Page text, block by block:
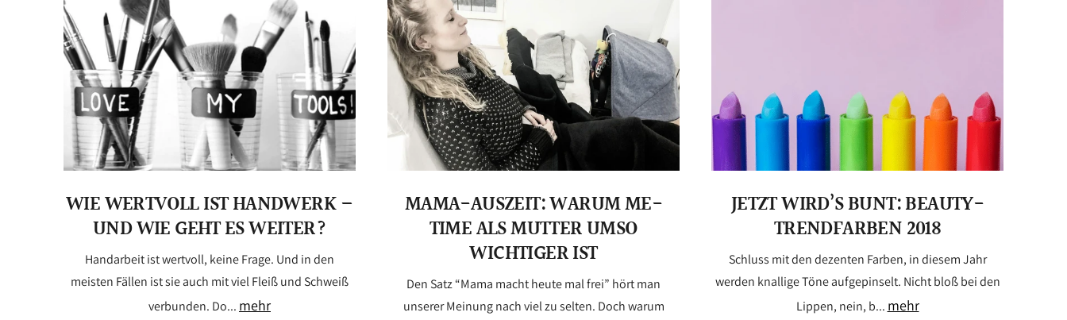
WIE WERTVOLL IST HANDWERK –
UND WIE GEHT ES WEITER?
Handarbeit ist wertvoll, keine Frage. Und in den
meisten Fällen ist sie auch mit viel Fleiß und Schweiß
verbunden. Do... mehr
MAMA-AUSZEIT: WARUM ME-
TIME ALS MUTTER UMSO
WICHTIGER IST
Den Satz “Mama macht heute mal frei” hört man
unserer Meinung nach viel zu selten. Doch warum
JETZT WIRD’S BUNT: BEAUTY-
TRENDFARBEN 2018
Schluss mit den dezenten Farben, in diesem Jahr
werden knallige Töne aufgepinselt. Nicht bloß bei den
Lippen, nein, b... mehr